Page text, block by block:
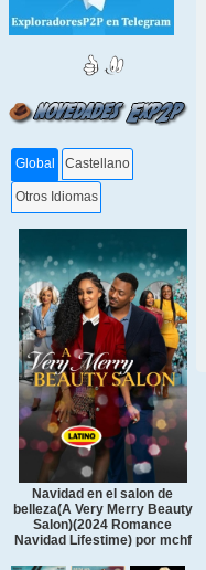
Global Castellano
Otros Idiomas
Navidad en el salon de
belleza(A Very Merry Beauty
Salon)(2024 Romance
Navidad Lifestime) por mchf